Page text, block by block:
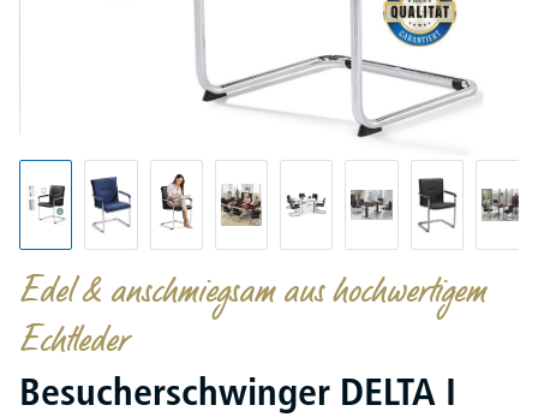
Edel & anschmiegsam aus hochwertigem
Echtleder
Besucherschwinger DELTA I